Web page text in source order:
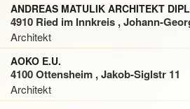
ANDREAS MATULIK ARCHITEKT
4910 Ried im Innkreis , Johann-
Architekt
AOKO E.U.
4100 Ottensheim , Jakob-Siglstr 11
Architekt